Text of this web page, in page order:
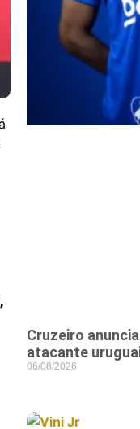
Cruzeiro
atacante
06/08/2026